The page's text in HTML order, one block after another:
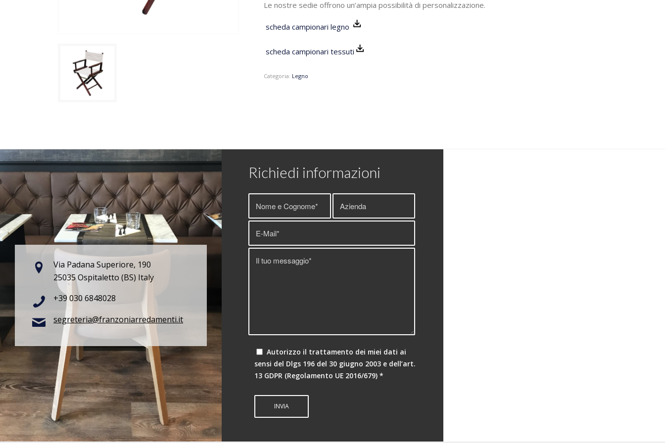
Le nostre sedie offrono un’ampia possibilità di personalizzazione.
scheda campionari legno
scheda campionari tessuti
Categoria: Legno
Via Padana Superiore, 190
25035 Ospitaletto (BS) Italy
+39 030 6848028
segreteria@franzoniarredamenti.it
Richiedi informazioni
Autorizzo il trattamento dei miei dati ai
sensi del Dlgs 196 del 30 giugno 2003 e dell’art.
13 GDPR (Regolamento UE 2016/679) *